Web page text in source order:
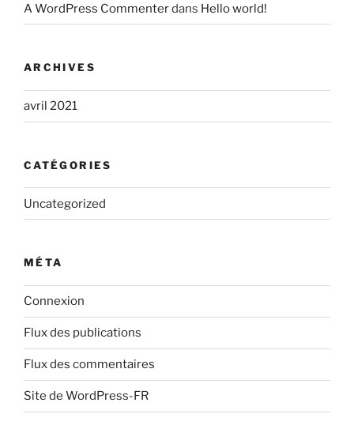
A WordPress Commenterdans Hello world!
ARCHIVES
avril 2021
CATÉGORIES
Uncategorized
MÉTA
Connexion
Flux des publications
Flux des commentaires
Site de WordPress-FR